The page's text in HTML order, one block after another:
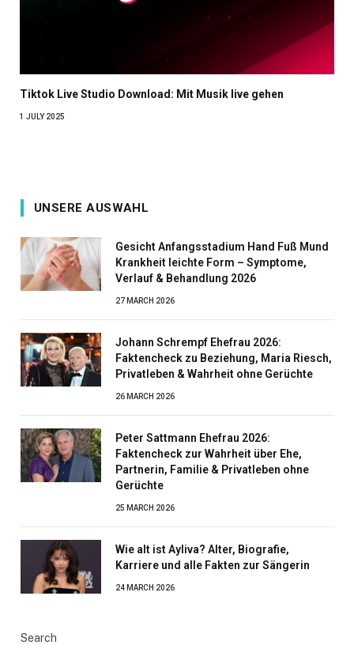
Tiktok Live Studio Download: Mit Musik live gehen
1 JULY 2025
UNSERE AUSWAHL
Gesicht Anfangsstadium Hand Fuß Mund
Krankheit leichte Form – Symptome,
Verlauf & Behandlung 2026
27 MARCH 2026
Johann Schrempf Ehefrau 2026:
Faktencheck zu Beziehung, Maria Riesch,
Privatleben & Wahrheit ohne Gerüchte
26 MARCH 2026
Peter Sattmann Ehefrau 2026:
Faktencheck zur Wahrheit über Ehe,
Partnerin, Familie & Privatleben ohne
Gerüchte
25 MARCH 2026
Wie alt ist Ayliva? Alter, Biografie,
Karriere und alle Fakten zur Sängerin
24 MARCH 2026
Search